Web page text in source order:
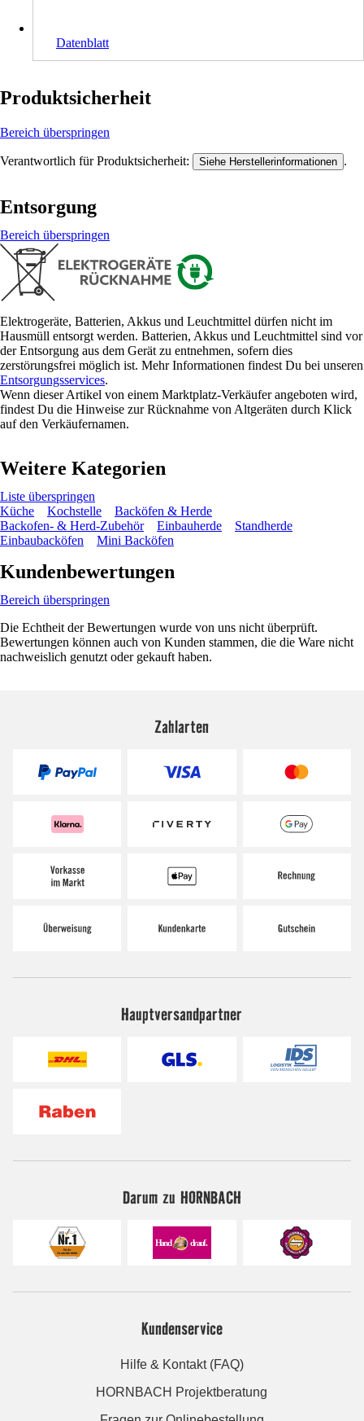
Datenblatt
Produktsicherheit
Bereich überspringen
Verantwortlich für Produktsicherheit: Siehe Herstellerinformationen .
Entsorgung
Bereich überspringen
Elektrogeräte, Batterien, Akkus und Leuchtmittel dürfen nicht im
Hausmüll entsorgt werden. Batterien, Akkus und Leuchtmittel sind vor
der Entsorgung aus dem Gerät zu entnehmen, sofern dies
zerstörungsfrei möglich ist. Mehr Informationen findest Du bei unseren
Entsorgungsservices.
Wenn dieser Artikel von einem Marktplatz-Verkäufer angeboten wird,
findest Du die Hinweise zur Rücknahme von Altgeräten durch Klick
auf den Verkäufernamen.
Weitere Kategorien
Liste überspringen
Küche
Kochstelle
Backöfen & Herde
Backofen- & Herd-Zubehör
Einbauherde
Standherde
Einbaubacköfen
Mini Backöfen
Kundenbewertungen
Bereich überspringen
Die Echtheit der Bewertungen wurde von uns nicht überprüft.
Bewertungen können auch von Kunden stammen, die die Ware nicht
nachweislich genutzt oder gekauft haben.
Zahlarten
Hauptversandpartner
Darum zu HORNBACH
Kundenservice
Hilfe & Kontakt (FAQ)
HORNBACH Projektberatung